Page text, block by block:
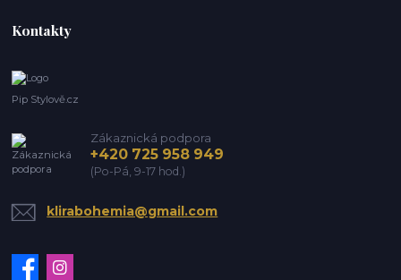
Kontakty
Pip Stylově.cz
Zákaznická podpora
+420 725 958 949
(Po-Pá, 9-17 hod.)
klirabohemia@gmail.com